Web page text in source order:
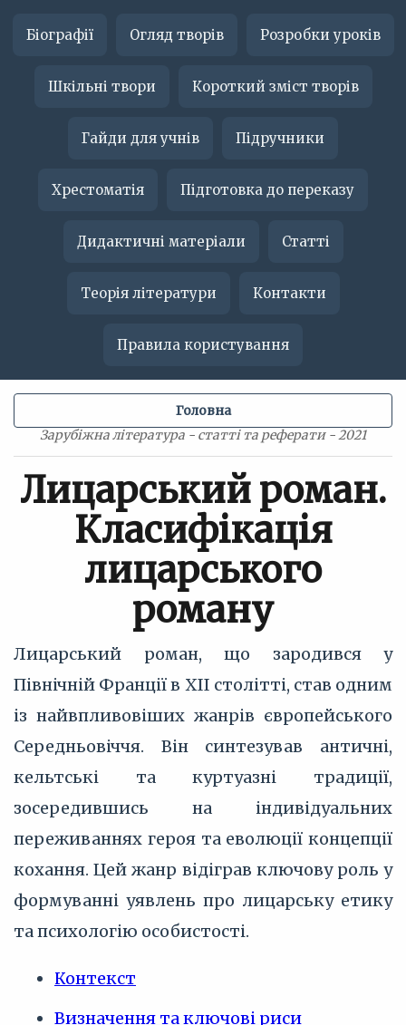
Біографії Огляд творів Розробки уроків
Шкільні твори Короткий зміст творів
Гайди для учнів Підручники
Хрестоматія Підготовка до переказу
Дидактичні матеріали Статті
Теорія літератури Контакти
Правила користування
Зарубіжна література - статті та реферати - 2021
Головна
Лицарський роман.
Класифікація
лицарського
роману
Лицарський роман, що зародився у
Північній Франції в XII столітті, став одним
із найвпливовіших жанрів європейського
Середньовіччя. Він синтезував античні,
кельтські та куртуазні традиції,
зосередившись на індивідуальних
переживаннях героя та еволюції концепції
кохання. Цей жанр відіграв ключову роль у
формуванні уявлень про лицарську етику
та психологію особистості.
Контекст
Визначення та ключові риси